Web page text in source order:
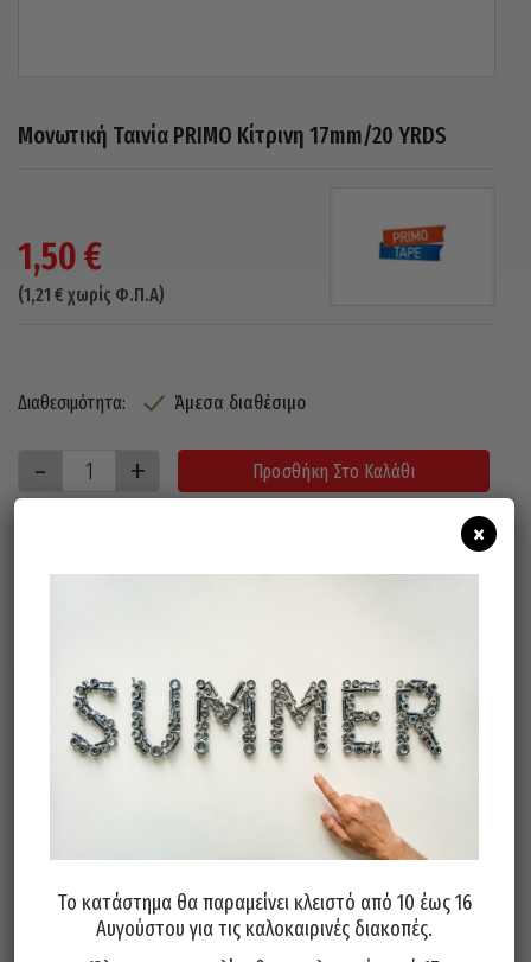
Μονωτική Ταινία PRIMO Κίτρινη 17mm/20 YRDS
1,50€
(1,21 € χωρίς Φ.Π.Α)
Διαθεσιμότητα: Άμεσα διαθέσιμο
Προσθήκη Στο Καλάθι
Τσερκομηχανή Χειρός POZZI
MILANO XL 12-16mm
Αυτοκόλλητη Ταινία Αφρώδης
Διπλής Όψης PRIMO 19mm X 10
Το κατάστημα θα παραμείνει κλειστό από 10 έως 16
Αυγούστου για τις καλοκαιρινές διακοπές.
×